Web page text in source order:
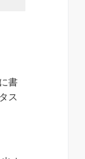
書
ス